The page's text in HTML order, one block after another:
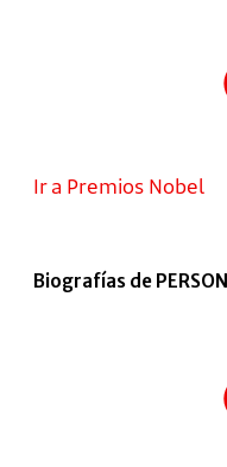
Ir a Premios Nobel
Biografías de